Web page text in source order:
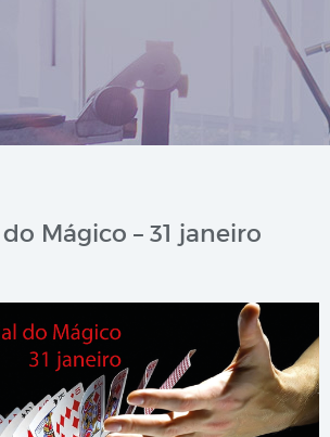
Mágico – 31 janeiro